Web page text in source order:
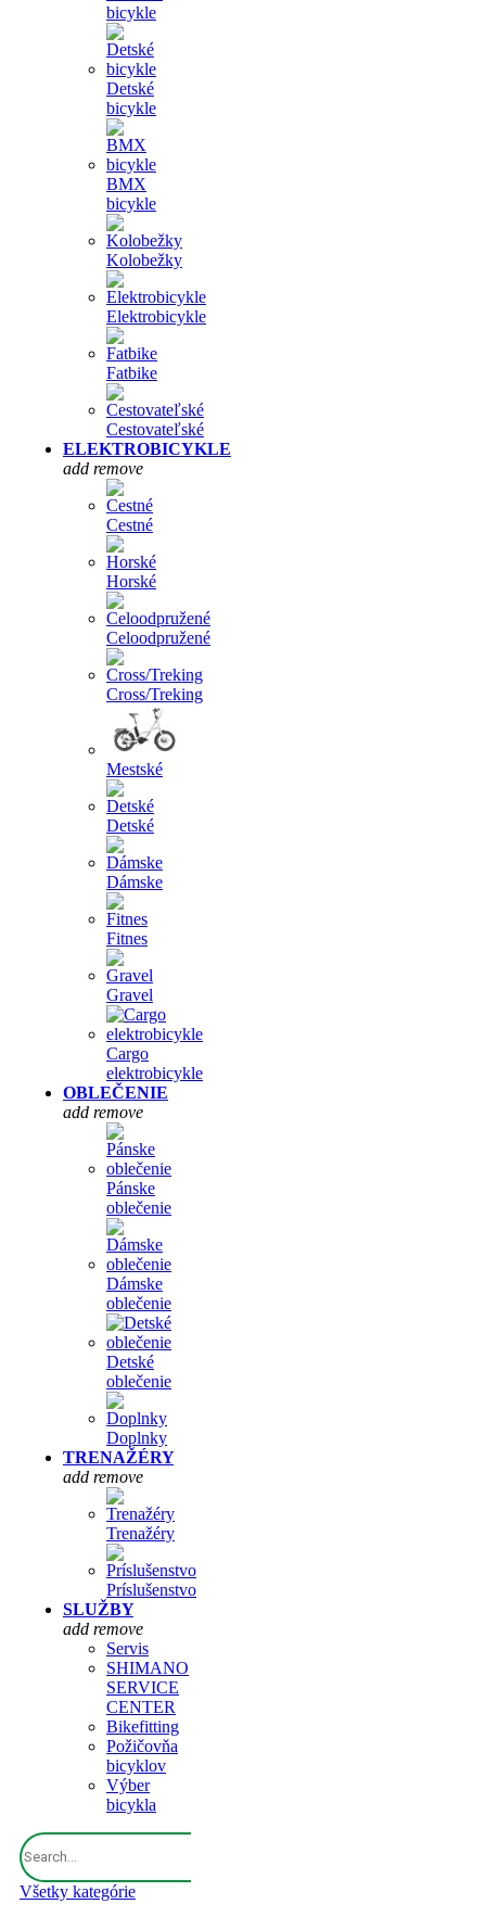
bicykle
Detské
bicykle
BMX
bicykle
Kolobežky
Elektrobicykle
Fatbike
Cestovateľské
ELEKTROBICYKLE
add remove
Cestné
Horské
Celoodpružené
Cross/Treking
Mestské
Detské
Dámske
Fitnes
Gravel
Cargo
elektrobicykle
OBLEČENIE
add remove
Pánske
oblečenie
Dámske
oblečenie
Detské
oblečenie
Doplnky
TRENAŽÉRY
add remove
Trenažéry
Príslušenstvo
SLUŽBY
add remove
Servis
SHIMANO
SERVICE
CENTER
Bikefitting
Požičovňa
bicyklov
Výber
bicykla
Všetky kategórie